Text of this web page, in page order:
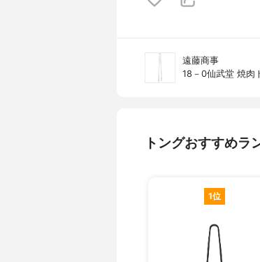
遠藤商事
18－0仙武堂 焼肉
トングおすすめラ
1位